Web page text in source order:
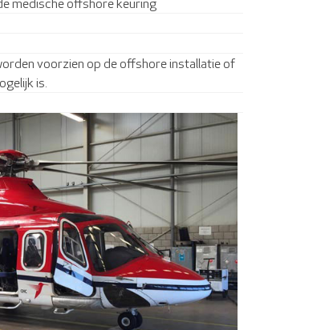
medische offshore keuring
voorzien op de offshore installatie of
is.